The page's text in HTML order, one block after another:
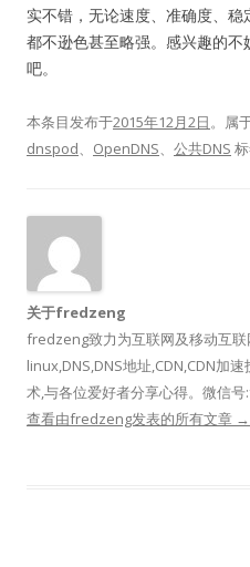
实不错，无论速度、准确度、
都不逊色甚至略强。感兴趣的
吧。
本条目发布于2015年12月2日。属
dnspod、 OpenDNS、 公共DNS 标
关于fredzeng
fredzeng致力为互联网及移动互联
linux,DNS,DNS地址,CDN,CDN加
术,与各位爱好者分享心得。微信
查看由fredzeng发表的所有文章 →